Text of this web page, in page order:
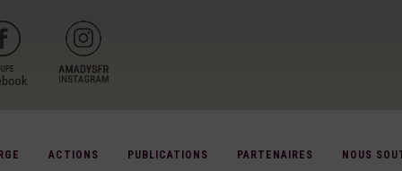
ACTIONS PUBLICATIONS PARTENAIRES NOUS